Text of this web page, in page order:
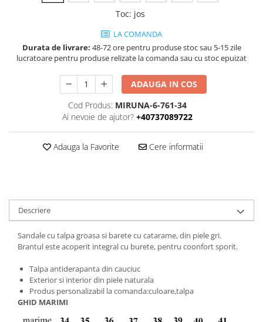
Toc: jos
LA COMANDA
Durata de livrare: 48-72 ore pentru produse stoc sau 5-15 zile
lucratoare pentru produse relizate la comanda sau cu stoc epuizat
ADAUGA IN COS
Cod Produs: MIRUNA-6-761-34
Ai nevoie de ajutor? +40737089722
Adauga la Favorite Cere informatii
Descriere
Sandale cu talpa groasa si barete cu catarame, din piele gri.
Brantul este acoperit integral cu burete, pentru coonfort sporit.
Talpa antiderapanta din cauciuc
Exterior si interior din piele naturala
Produs personalizabil la comanda:culoare,talpa
GHID MARIMI